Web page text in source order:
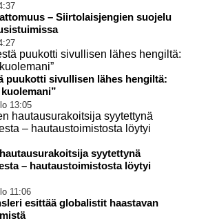
– Siirtolaisjengien suojelu
puukotti sivullisen lähes hengiltä:
13:05
syytettynä
– hautaustoimistosta löytyi
11:06
esittää globalistit haastavan